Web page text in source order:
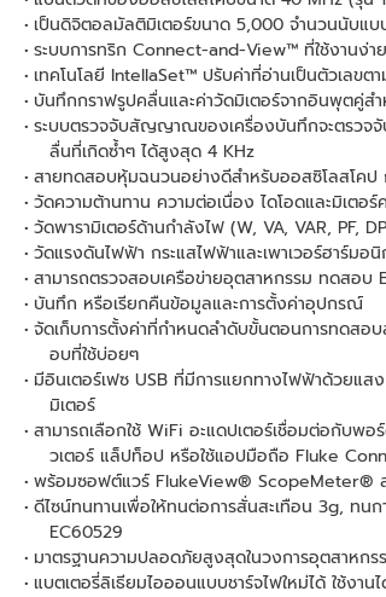
เป็นดิจิตอลมัลติมิเตอร์ขนาด 5,000 จำนวนนับแ
ระบบการทริก Connect-and-View™ ที่ใช้งานง่า
เทคโนโลยี IntellaSet™ ปรับค่าที่อ่านเป็นตัวเล
บันทึกกราฟรูปคลื่นและค่าวัดมิเตอร์จากอินพุตคู่ส
ระบบตรวจจับสัญญาณของเครื่องบันทึกจะตรวจ
ลื่นที่เกิดซ้ำๆ ได้สูงสุด 4 KHz
สายทดสอบหุ้มฉนวนอย่างดีสำหรับออสซิโลสโคป
วัดความต้านทาน ความต่อเนื่อง ไดโอดและมิเตอร์
วัดพารามิเตอร์ด้านกำลังไฟ (W, VA, VAR, PF,
วัดแรงดันไฟฟ้า กระแสไฟฟ้าและเพาเวอร์ฮาร์มอนิ
สามารถตรวจสอบเครือข่ายอุตสาหกรรม ทดสอบ
บันทึก หรือเรียกคืนข้อมูลและการตั้งค่าอุปกรณ์
จัดเก็บการตั้งค่าที่กำหนดลำดับขั้นตอนการทดสอ
อบที่ใช้บ่อยๆ
มีอินเตอร์เฟซ USB ที่มีการแยกทางไฟฟ้าด้วยแส
มิเตอร์
สามารถเลือกใช้ WiFi อะแดปเตอร์เชื่อมต่อกับพ
วเตอร์ แล็ปท็อป หรือใช้แอปมือถือ Fluke
พร้อมซอฟต์แวร์ FlukeView® ScopeMeter®
ดีไซน์ทนทานเพื่อให้ทนต่อการสั่นสะเทือน 3g, ทน
EC60529
มาตรฐานความปลอดภัยสูงสุดในวงการอุตสาหก
แบตเตอรี่ลิเธียมไอออนแบบชาร์จไฟใหม่ได้ ใช้งาน